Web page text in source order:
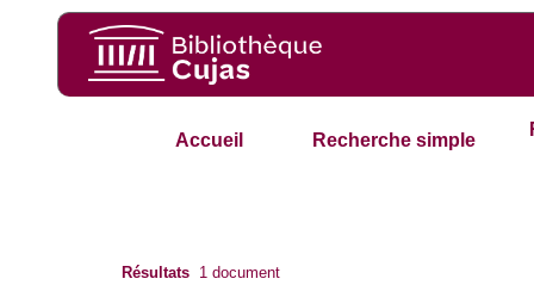
Accueil Recherche simple
Résultats 1 document